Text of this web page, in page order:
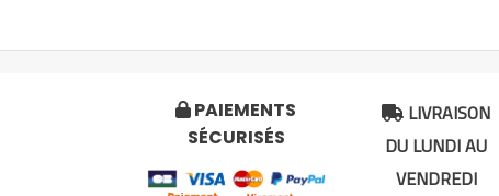
 PAIEMENTS
SÉCURISÉS
 LIVRAISON
DU LUNDI AU
VENDREDI